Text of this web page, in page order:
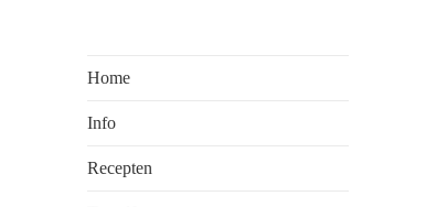
Home
Info
Recepten